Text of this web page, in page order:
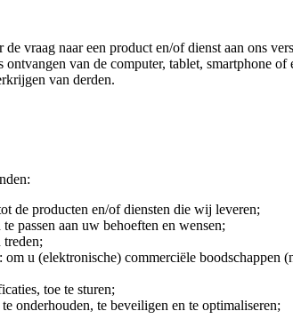
vraag naar een product en/of dienst aan ons
van de computer, tablet, smartphone
van derden.
de producten en/of diensten die wij leveren;
passen aan uw behoeften en wensen;
u (elektronische) commerciële boodschappen
toe te sturen;
onderhouden, te beveiligen en te optimaliseren;